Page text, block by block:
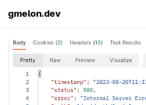
gmelon.dev